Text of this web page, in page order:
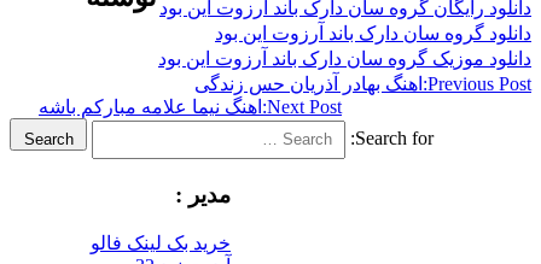
گروه سان دارک باند آرزوت این بود
سان دارک باند آرزوت این بود
گروه سان دارک باند آرزوت این بود
اهنگ بهادر آذریان حس زندگی
Next Post: اهنگ نیما علامه مبارکم باشه
Search for:
خرید بک لینک فالو